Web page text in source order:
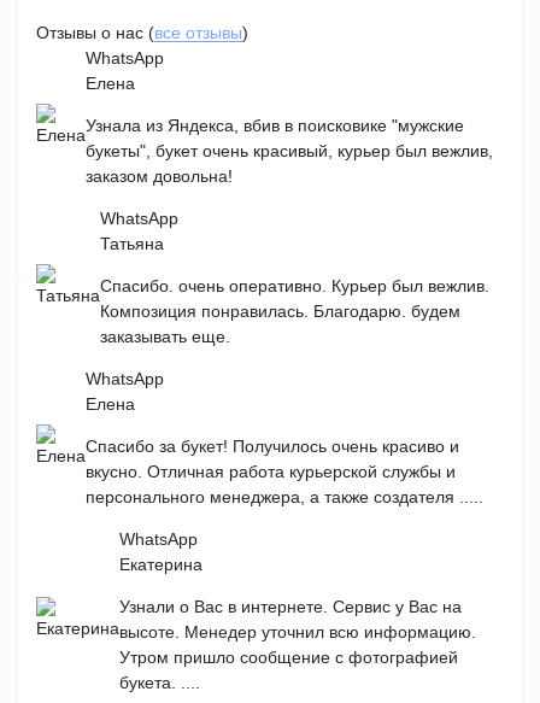
Отзывы о нас (все отзывы)
WhatsApp
Елена
Узнала из Яндекса, вбив в поисковике "мужские
букеты", букет очень красивый, курьер был вежлив,
заказом довольна!
WhatsApp
Татьяна
Спасибо. очень оперативно. Курьер был вежлив.
Композиция понравилась. Благодарю. будем
заказывать еще.
WhatsApp
Елена
Спасибо за букет! Получилось очень красиво и
вкусно. Отличная работа курьерской службы и
персонального менеджера, а также создателя .....
WhatsApp
Екатерина
Узнали о Вас в интернете. Сервис у Вас на
высоте. Менедер уточнил всю информацию.
Утром пришло сообщение с фотографией
букета. ....